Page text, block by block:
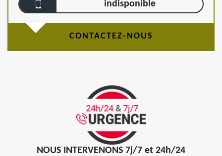
indisponible
CONTACTEZ-NOUS
NOUS INTERVENONS 7j/7 et 24h/24